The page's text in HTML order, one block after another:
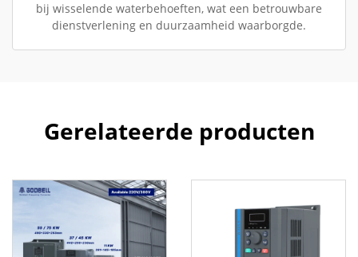
bij wisselende waterbehoeften, wat een betrouwbare
dienstverlening en duurzaamheid waarborgde.
Gerelateerde producten